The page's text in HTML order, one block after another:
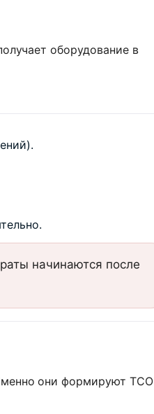
оборудование в
начинаются после
они формируют TCO